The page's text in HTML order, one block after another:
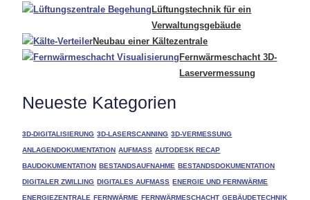
Lüftungstechnik für ein
Verwaltungsgebäude
Neubau einer Kältezentrale
Fernwärmeschacht 3D-
Laservermessung
Neueste Kategorien
3D-DIGITALISIERUNG 3D-LASERSCANNING 3D-VERMESSUNG
ANLAGENDOKUMENTATION AUFMASS AUTODESK RECAP
BAUDOKUMENTATION BESTANDSAUFNAHME BESTANDSDOKUMENTATION
DIGITALER ZWILLING DIGITALES AUFMASS ENERGIE UND FERNWÄRME
ENERGIEZENTRALE FERNWÄRME FERNWÄRMESCHACHT GEBÄUDETECHNIK